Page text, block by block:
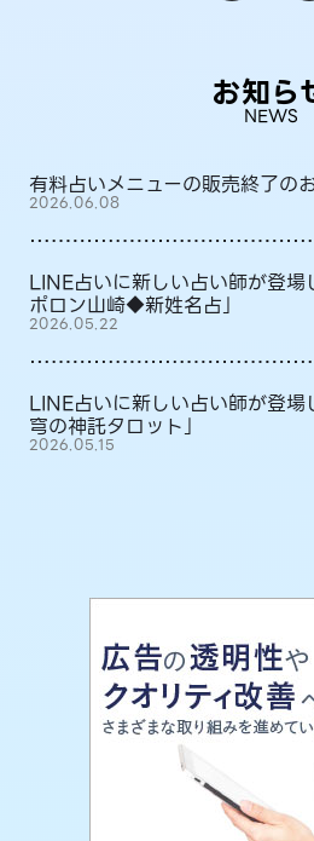
お知ら
NEWS
有料占いメニューの販売終了の
2026.06.08
LINE占いに新しい占い師が登
ポロン山崎◆新姓名占」
2026.05.22
LINE占いに新しい占い師が登
穹の神託タロット」
2026.05.15